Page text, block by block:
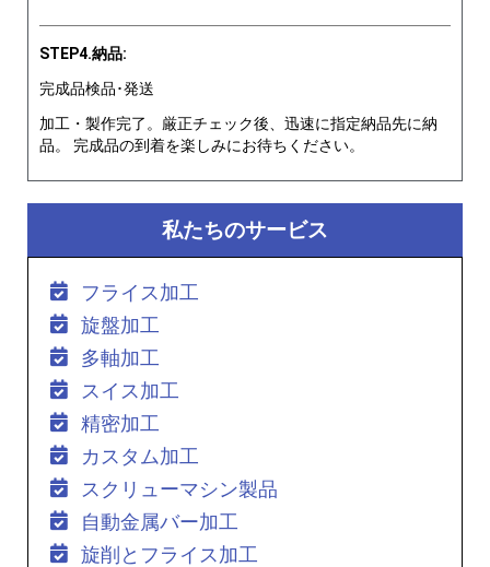
STEP4.納品:
完成品検品･発送
加工・製作完了。厳正チェック後、迅速に指定納品先に納
品。 完成品の到着を楽しみにお待ちください。
私たちのサービス
フライス加工
旋盤加工
多軸加工
スイス加工
精密加工
カスタム加工
スクリューマシン製品
自動金属バー加工
旋削とフライス加工